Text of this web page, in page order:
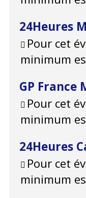
24Heures
Pour cet
minimum
GP France
Pour cet
minimum
24Heures
Pour cet
minimum